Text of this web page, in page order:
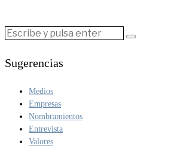
Sugerencias
Medios
Empresas
Nombramientos
Entrevista
Valores